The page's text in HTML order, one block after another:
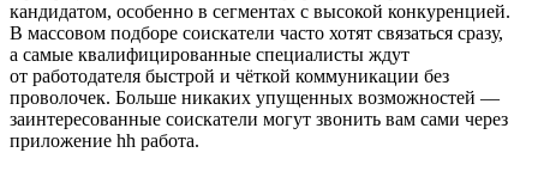
кандидатом, особенно в сегментах с высокой конкуренцией.
В массовом подборе соискатели часто хотят связаться сразу,
а самые квалифицированные специалисты ждут
от работодателя быстрой и чёткой коммуникации без
проволочек. Больше никаких упущенных возможностей —
заинтересованные соискатели могут звонить вам сами через
приложение hh работа.